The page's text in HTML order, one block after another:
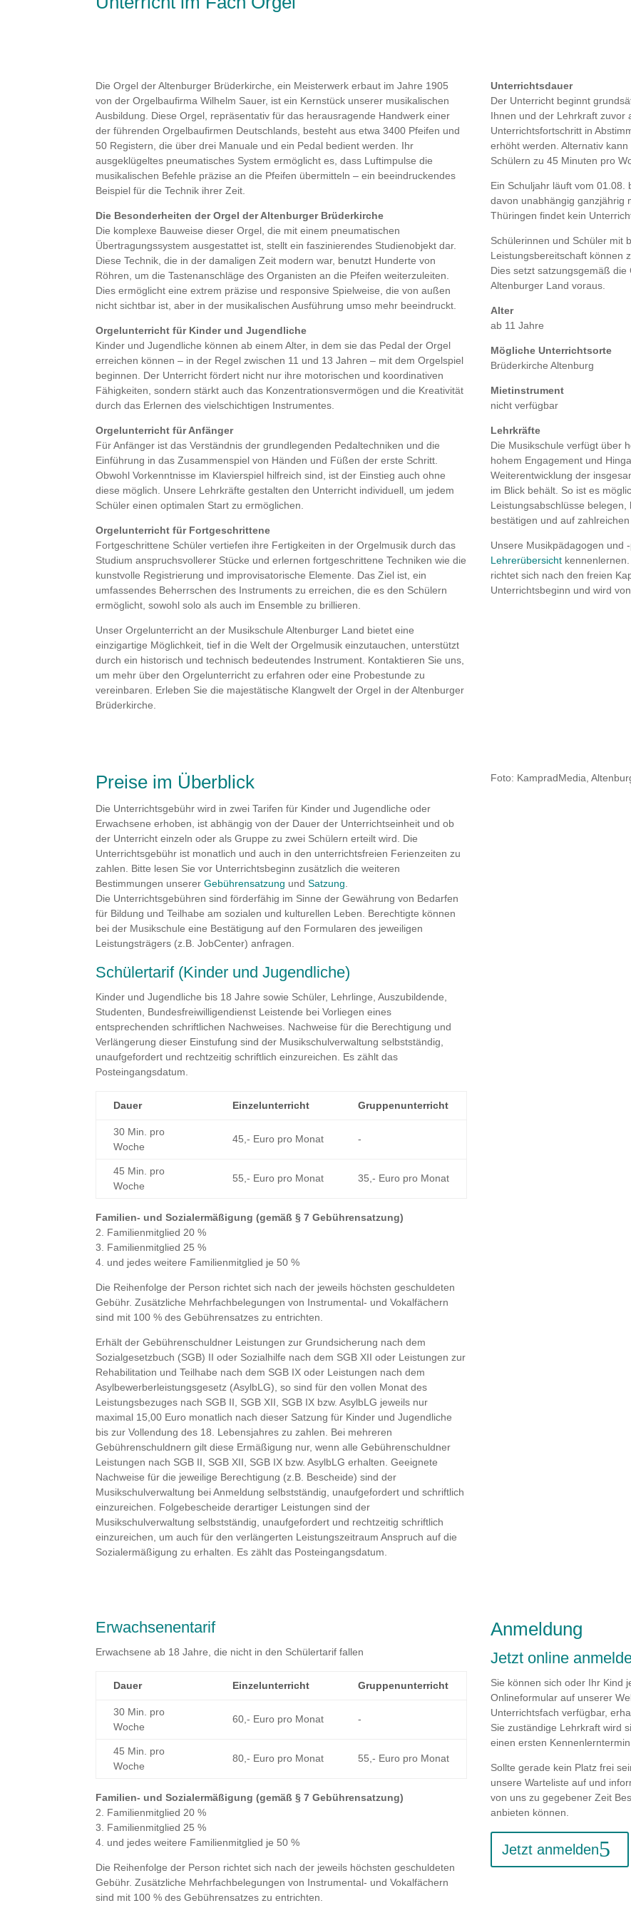
Die Orgel der Altenburger Brüderkirche, ein Meisterwerk erbaut im Jahre 1905
von der Orgelbaufirma Wilhelm Sauer, ist ein Kernstück unserer musikalischen
Ausbildung. Diese Orgel, repräsentativ für das herausragende Handwerk einer
der führenden Orgelbaufirmen Deutschlands, besteht aus etwa 3400 Pfeifen und
50 Registern, die über drei Manuale und ein Pedal bedient werden. Ihr
ausgeklügeltes pneumatisches System ermöglicht es, dass Luftimpulse die
musikalischen Befehle präzise an die Pfeifen übermitteln – ein beeindruckendes
Beispiel für die Technik ihrer Zeit.
Die Besonderheiten der Orgel der Altenburger Brüderkirche
Die komplexe Bauweise dieser Orgel, die mit einem pneumatischen
Übertragungssystem ausgestattet ist, stellt ein faszinierendes Studienobjekt dar.
Diese Technik, die in der damaligen Zeit modern war, benutzt Hunderte von
Röhren, um die Tastenanschläge des Organisten an die Pfeifen weiterzuleiten.
Dies ermöglicht eine extrem präzise und responsive Spielweise, die von außen
nicht sichtbar ist, aber in der musikalischen Ausführung umso mehr beeindruckt.
Orgelunterricht für Kinder und Jugendliche
Kinder und Jugendliche können ab einem Alter, in dem sie das Pedal der Orgel
erreichen können – in der Regel zwischen 11 und 13 Jahren – mit dem Orgelspiel
beginnen. Der Unterricht fördert nicht nur ihre motorischen und koordinativen
Fähigkeiten, sondern stärkt auch das Konzentrationsvermögen und die Kreativität
durch das Erlernen des vielschichtigen Instrumentes.
Orgelunterricht für Anfänger
Für Anfänger ist das Verständnis der grundlegenden Pedaltechniken und die
Einführung in das Zusammenspiel von Händen und Füßen der erste Schritt.
Obwohl Vorkenntnisse im Klavierspiel hilfreich sind, ist der Einstieg auch ohne
diese möglich. Unsere Lehrkräfte gestalten den Unterricht individuell, um jedem
Schüler einen optimalen Start zu ermöglichen.
Orgelunterricht für Fortgeschrittene
Fortgeschrittene Schüler vertiefen ihre Fertigkeiten in der Orgelmusik durch das
Studium anspruchsvollerer Stücke und erlernen fortgeschrittene Techniken wie die
kunstvolle Registrierung und improvisatorische Elemente. Das Ziel ist, ein
umfassendes Beherrschen des Instruments zu erreichen, die es den Schülern
ermöglicht, sowohl solo als auch im Ensemble zu brillieren.
Unser Orgelunterricht an der Musikschule Altenburger Land bietet eine
einzigartige Möglichkeit, tief in die Welt der Orgelmusik einzutauchen, unterstützt
durch ein historisch und technisch bedeutendes Instrument. Kontaktieren Sie uns,
um mehr über den Orgelunterricht zu erfahren oder eine Probestunde zu
vereinbaren. Erleben Sie die majestätische Klangwelt der Orgel in der Altenburger
Brüderkirche.
Unterrichtsdauer
Der Unterricht beginnt
Ihnen und der Lehrkraft zuvor
Unterrichtsfortschritt in
erhöht werden. Alternativ
Schülern zu 45 Minuten pro
Ein Schuljahr läuft vom 01.08.
davon unabhängig ganzjährig
Thüringen findet kein
Schülerinnen und Schüler mit
Leistungsbereitschaft können
Dies setzt satzungsgemäß
Altenburger Land voraus.
Alter
ab 11 Jahre
Mögliche Unterrichtsorte
Brüderkirche Altenburg
Mietinstrument
nicht verfügbar
Lehrkräfte
Die Musikschule verfügt über
hohem Engagement und
Weiterentwicklung der
im Blick behält. So ist es
Leistungsabschlüsse
bestätigen und auf
Unsere Musikpädagogen und
Lehrerübersicht
richtet sich nach den freien
Unterrichtsbeginn und wird
Preise im Überblick
Die Unterrichtsgebühr wird in zwei Tarifen für Kinder und Jugendliche oder
Erwachsene erhoben, ist abhängig von der Dauer der Unterrichtseinheit und ob
der Unterricht einzeln oder als Gruppe zu zwei Schülern erteilt wird. Die
Unterrichtsgebühr ist monatlich und auch in den unterrichtsfreien Ferienzeiten zu
zahlen. Bitte lesen Sie vor Unterrichtsbeginn zusätzlich die weiteren
Bestimmungen unsererGebührensatzung undSatzung
Die Unterrichtsgebühren sind förderfähig im Sinne der Gewährung von Bedarfen
für Bildung und Teilhabe am sozialen und kulturellen Leben. Berechtigte können
bei der Musikschule eine Bestätigung auf den Formularen des jeweiligen
Leistungsträgers (z.B. JobCenter) anfragen.
Schülertarif (Kinder und Jugendliche)
Kinder und Jugendliche bis 18 Jahre sowie Schüler, Lehrlinge, Auszubildende,
Studenten, Bundesfreiwilligendienst Leistende bei Vorliegen eines
entsprechenden schriftlichen Nachweises. Nachweise für die Berechtigung und
Verlängerung dieser Einstufung sind der Musikschulverwaltung selbstständig,
unaufgefordert und rechtzeitig schriftlich einzureichen. Es zählt das
Posteingangsdatum.
Dauer Einzel­unterricht Gruppen­unterricht
30 Min. pro
Woche
45,- Euro pro Monat -
45 Min. pro
Woche
55,- Euro pro Monat 35,- Euro pro Monat
Familien- und Sozialermäßigung (gemäß § 7 Gebührensatzung)
2. Familienmitglied 20 %
3. Familienmitglied 25 %
4. und jedes weitere Familienmitglied je 50 %
Die Reihenfolge der Person richtet sich nach der jeweils höchsten geschuldeten
Gebühr. Zusätzliche Mehrfachbelegungen von Instrumental- und Vokalfächern
sind mit 100 % des Gebührensatzes zu entrichten.
Erhält der Gebührenschuldner Leistungen zur Grundsicherung nach dem
Sozialgesetzbuch (SGB) II oder Sozialhilfe nach dem SGB XII oder Leistungen zur
Rehabilitation und Teilhabe nach dem SGB IX oder Leistungen nach dem
Asylbewerberleistungsgesetz (AsylbLG), so sind für den vollen Monat des
Leistungsbezuges nach SGB II, SGB XII, SGB IX bzw. AsylbLG jeweils nur
maximal 15,00 Euro monatlich nach dieser Satzung für Kinder und Jugendliche
bis zur Vollendung des 18. Lebensjahres zu zahlen. Bei mehreren
Gebührenschuldnern gilt diese Ermäßigung nur, wenn alle Gebührenschuldner
Leistungen nach SGB II, SGB XII, SGB IX bzw. AsylbLG erhalten. Geeignete
Nachweise für die jeweilige Berechtigung (z.B. Bescheide) sind der
Musikschulverwaltung bei Anmeldung selbstständig, unaufgefordert und schriftlich
einzureichen. Folgebescheide derartiger Leistungen sind der
Musikschulverwaltung selbstständig, unaufgefordert und rechtzeitig schriftlich
einzureichen, um auch für den verlängerten Leistungszeitraum Anspruch auf die
Sozialermäßigung zu erhalten. Es zählt das Posteingangsdatum.
Foto: KampradMedia,
Erwachsenentarif
Erwachsene ab 18 Jahre, die nicht in den Schülertarif fallen
Dauer Einzel­unterricht Gruppen­unterricht
30 Min. pro
Woche
60,- Euro pro Monat -
45 Min. pro
Woche
80,- Euro pro Monat 55,- Euro pro Monat
Familien- und Sozialermäßigung (gemäß § 7 Gebührensatzung)
2. Familienmitglied 20 %
3. Familienmitglied 25 %
4. und jedes weitere Familienmitglied je 50 %
Die Reihenfolge der Person richtet sich nach der jeweils höchsten geschuldeten
Gebühr. Zusätzliche Mehrfachbelegungen von Instrumental- und Vokalfächern
sind mit 100 % des Gebührensatzes zu entrichten.
Anmeldung
Jetzt online
Sie können sich oder Ihr Kind
Onlineformular auf unserer
Unterrichtsfach verfügbar,
Sie zuständige Lehrkraft wird
einen ersten
Sollte gerade kein Platz frei
unsere Warteliste auf und
von uns zu gegebener Zeit
anbieten können.
Jetzt anmelden